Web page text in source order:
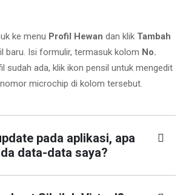
ke menu Profil Hewan dan klik Tambah
baru. Isi formulir, termasuk kolom No.
sudah ada, klik ikon pensil untuk mengedit
microchip di kolom tersebut.
pada aplikasi, apa
data-data saya?